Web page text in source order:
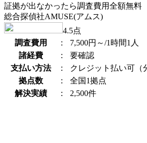
証拠が出なかったら調査費用全額無料
総合探偵社AMUSE(アムス)
4.5点
調査費用
：
7,500円～/1時間1人
諸経費
：
要確認
支払い方法
：
クレジット払い可（
拠点数
：
全国1拠点
解決実績
： 2,500件